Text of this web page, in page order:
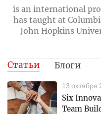
is an international
has taught at
John Hopkins
Статьи Блоги
13 октября
Six
Team